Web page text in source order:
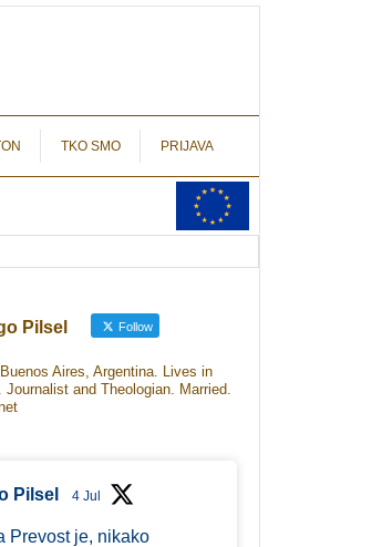
TKO SMO PRIJAVA
Pilsel Follow
Aires, Argentina. Lives in
Journalist and Theologian. Married.
Pilsel 4 Jul
Prevost je, nikako